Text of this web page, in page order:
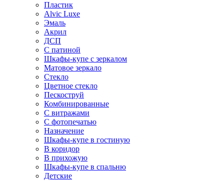
Пластик
Alvic Luxe
Эмаль
Акрил
ДСП
С патиной
Шкафы-купе с зеркалом
Матовое зеркало
Стекло
Цветное стекло
Пескоструй
Комбинированные
С витражами
С фотопечатью
Назначение
Шкафы-купе в гостиную
В коридор
В прихожую
Шкафы-купе в спальню
Детские